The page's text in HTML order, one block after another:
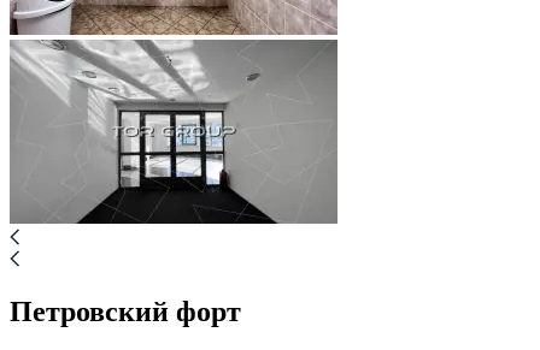
Петровский форт